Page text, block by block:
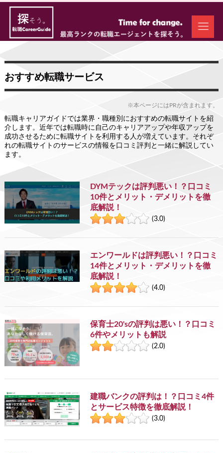
おすすめ転職サービス
※本ページにはPRが含まれます。
転職キャリアガイドでは業界・職種別におすすめの転職サイトを紹
介します。近年では転職時に自己のキャリアアップや年収アップを
成功させるために転職サイトを利用する人が増えています。それぞ
れの転職サイトのサービスの情報を口コミ評判と一緒に解説してい
ます。
DYMテックは評判悪い！？口コミ
10件とメリット・デメリットを徹
底解説！
(3.0)
エンワールドは評判悪い！？口コミ
14件とメリット・デメリットを徹
底解説！
(4.0)
保育士20'sの評判は悪い！？口コミ
6件やメリットも解説
(2.0)
建職バンクの評判は！？口コミ4件
とサービス特徴を徹底解説！
(3.0)